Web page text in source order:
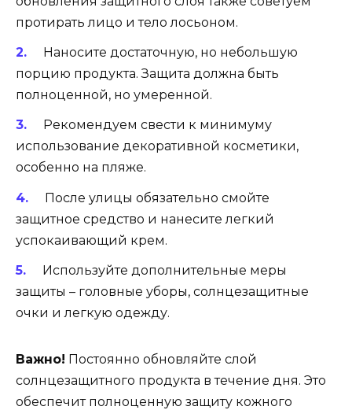
протирать лицо и тело лосьоном.
Наносите достаточную, но небольшую
порцию продукта. Защита должна быть
полноценной, но умеренной.
Рекомендуем свести к минимуму
использование декоративной косметики,
особенно на пляже.
После улицы обязательно смойте
защитное средство и нанесите легкий
успокаивающий крем.
Используйте дополнительные меры
защиты – головные уборы, солнцезащитные
очки и легкую одежду.
Важно! Постоянно обновляйте слой
солнцезащитного продукта в течение дня. Это
обеспечит полноценную защиту кожного